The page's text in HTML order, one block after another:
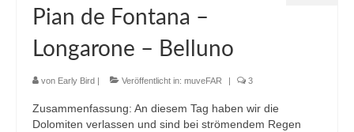
Pian de Fontana –
Longarone – Belluno
von Early Bird Veröffentlicht in: muveFAR 3
Zusammenfassung: An diesem Tag haben wir die
Dolomiten verlassen und sind bei strömendem Regen